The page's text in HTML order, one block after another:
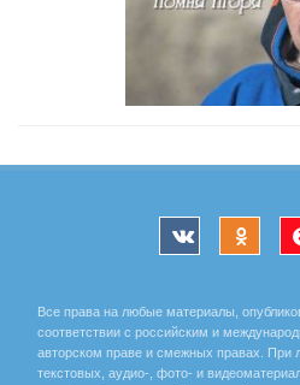
Все права на любые материалы,
соответствии с российским и
авторском праве и смежных правах. При
текстовых, аудио-, фото- и